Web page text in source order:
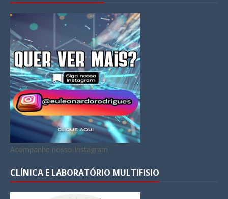
Acompanhe nosso Instagram
CLÍNICA E LABORATÓRIO MULTIFISIO